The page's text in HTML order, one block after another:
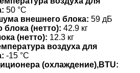
50 °С
внешнего блока: 59 дБ
блока (нетто): 42.9 кг
(нетто): 12.3 кг
воздуха для
-15 °С
(охлаждение),BTU: